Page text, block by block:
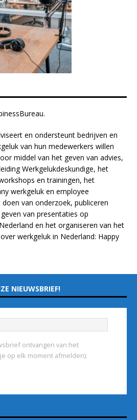
.
en ondersteunt bedrijven en
van hun medewerkers willen
middel van het geven van advies,
Werkgelukdeskundige, het
en trainingen, het
werkgeluk en employee
doen van onderzoek, publiceren
van presentaties op
en het organiseren van het
werkgeluk in Nederland: Happy
NIEUWSBRIEF!
ontvangen van het
op elk moment afmelden).